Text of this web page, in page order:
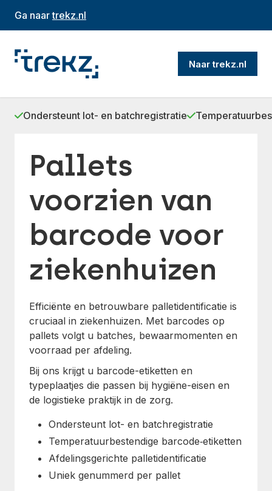
Ga naartrekz.nl
Naar trekz.nl
Ondersteunt lot- en batchregistratie
Pallets
voorzien van
barcode voor
ziekenhuizen
Efficiënte en betrouwbare palletidentificatie is
cruciaal in ziekenhuizen. Met barcodes op
pallets volgt u batches, bewaarmomenten en
voorraad per afdeling.
Bij ons krijgt u barcode-etiketten en
typeplaatjes die passen bij hygiëne-eisen en
de logistieke praktijk in de zorg.
Ondersteunt lot- en batchregistratie
Temperatuurbestendige barcode‑etiketten
Afdelingsgerichte palletidentificatie
Uniek genummerd per pallet